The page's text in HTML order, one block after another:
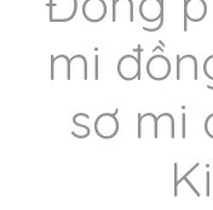
mi
sơ mi